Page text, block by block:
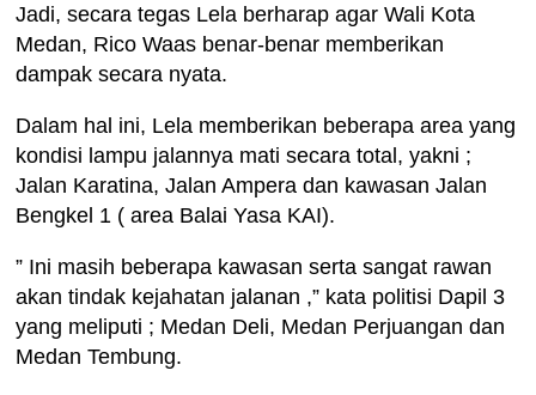
Jadi, secara tegas Lela berharap agar Wali Kota
Medan, Rico Waas benar-benar memberikan
dampak secara nyata.
Dalam hal ini, Lela memberikan beberapa area yang
kondisi lampu jalannya mati secara total, yakni ;
Jalan Karatina, Jalan Ampera dan kawasan Jalan
Bengkel 1 ( area Balai Yasa KAI).
” Ini masih beberapa kawasan serta sangat rawan
akan tindak kejahatan jalanan ,” kata politisi Dapil 3
yang meliputi ; Medan Deli, Medan Perjuangan dan
Medan Tembung.